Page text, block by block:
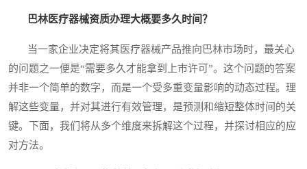
巴林医疗器械资质办理大概要多久时间？
当一家企业决定将其医疗器械产品推向巴林市场时，最关心
的问题之一便是“需要多久才能拿到上市许可”。这个问题的答案
并非一个简单的数字，而是一个受多重变量影响的动态过程。理
解这些变量，并对其进行有效管理，是预测和缩短整体时间的关
键。下面，我们将从多个维度来拆解这个过程，并探讨相应的应
对方法。